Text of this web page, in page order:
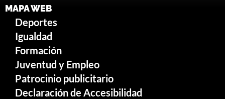
MAPA WEB
Deportes
Igualdad
Formación
Juventud y Empleo
Patrocinio publicitario
Declaración de Accesibilidad